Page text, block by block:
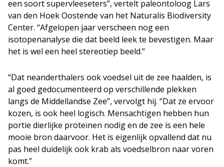
een soort supervleeseters”, vertelt paleontoloog Lars
van den Hoek Oostende van het Naturalis Biodiversity
Center. “Afgelopen jaar verscheen nog een
isotopenanalyse die dat beeld leek te bevestigen. Maar
het is wel een heel stereotiep beeld.”
“Dat neanderthalers ook voedsel uit de zee haalden, is
al goed gedocumenteerd op verschillende plekken
langs de Middellandse Zee”, vervolgt hij. “Dat ze ervoor
kozen, is ook heel logisch. Mensachtigen hebben hun
portie dierlijke proteïnen nodig en de zee is een hele
mooie bron daarvoor. Het is eigenlijk opvallend dat nu
pas heel duidelijk ook krab als voedselbron naar voren
komt.”